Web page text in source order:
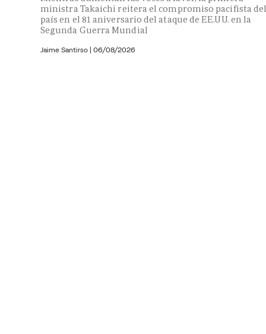
ministra Takaichi reitera el compromiso pacifista
país en el 81 aniversario del ataque de EE.UU. en la
Segunda Guerra Mundial
Jaime Santirso | 06/08/2026